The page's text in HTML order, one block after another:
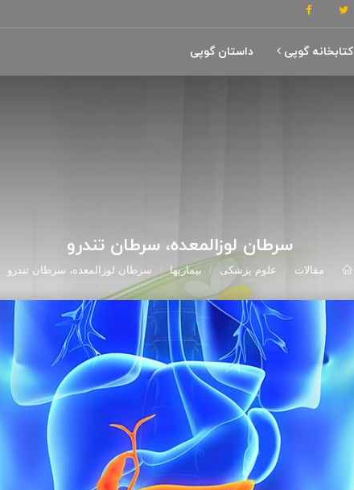
کتابخانه گوپی داستان گوپی
سرطان لوزالمعده، سرطان تندرو
مقالات علوم پزشکی بیماریها سرطان لوزالمعده، سرطان تندرو